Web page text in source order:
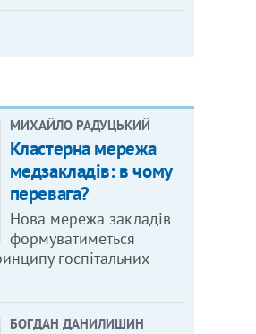
МИХАЙЛО РАДУЦЬКИЙ
Кластерна мережа
медзакладів: в чому
перевага?
Нова мережа закладів
формуватиметься
госпітальних
БОГДАН ДАНИЛИШИН